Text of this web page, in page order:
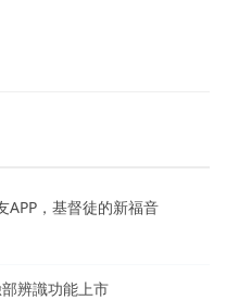
APP，基督徒的新福音
辨識功能上市